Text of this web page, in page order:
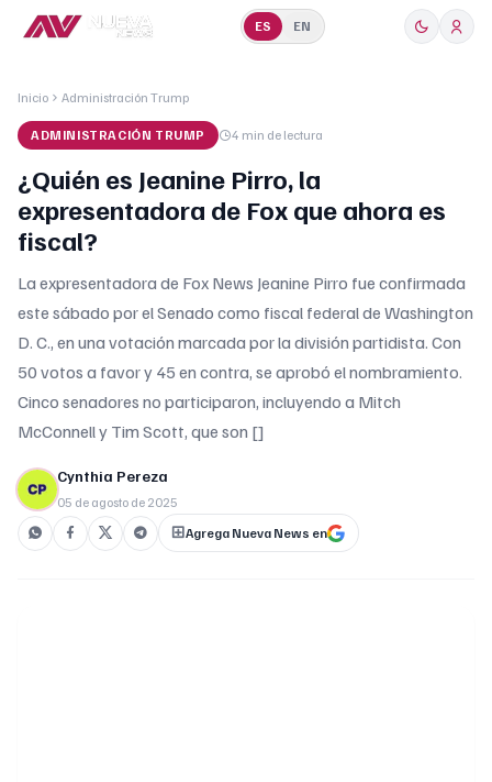
ES EN
Inicio Administración Trump
ADMINISTRACIÓN TRUMP 4 min de lectura
¿Quién es Jeanine Pirro, la
expresentadora de Fox que ahora es
fiscal?
La expresentadora de Fox News Jeanine Pirro fue confirmada
este sábado por el Senado como fiscal federal de Washington
D. C., en una votación marcada por la división partidista. Con
50 votos a favor y 45 en contra, se aprobó el nombramiento.
Cinco senadores no participaron, incluyendo a Mitch
McConnell y Tim Scott, que son []
Cynthia Pereza
05 de agosto de 2025
Agrega Nueva News en